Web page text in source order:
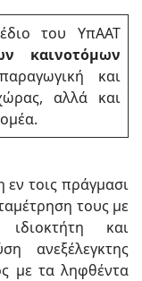
του ΥπΑΑΤ
καινοτόμων
και
αλλά και
εν τοις πράγμασι
τους με
ιδιοκτήτη και
ανεξέλεγκτης
με τα ληφθέντα